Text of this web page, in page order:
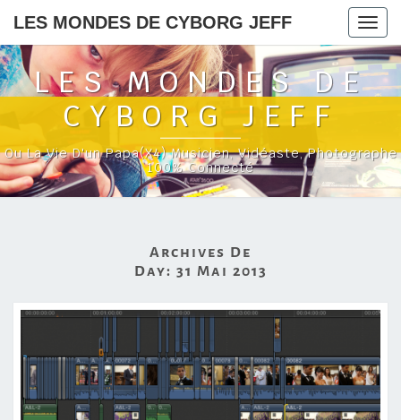
LES MONDES DE CYBORG JEFF
LES MONDES DE
CYBORG JEFF
Ou La Vie D'un Papa(x4) Musicien, Vidéaste, Photographe
100% Connecté
Archives De
Day: 31 Mai 2013